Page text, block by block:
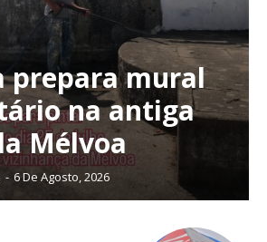
prepara mural
na antiga
Mélvoa
- 6 De Agosto, 2026